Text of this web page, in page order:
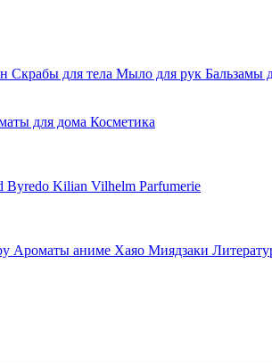
Скрабы для тела Мыло для рук Бальзамы
для дома Косметика
Byredo Kilian Vilhelm Parfumerie
Ароматы аниме Хаяо Миядзаки